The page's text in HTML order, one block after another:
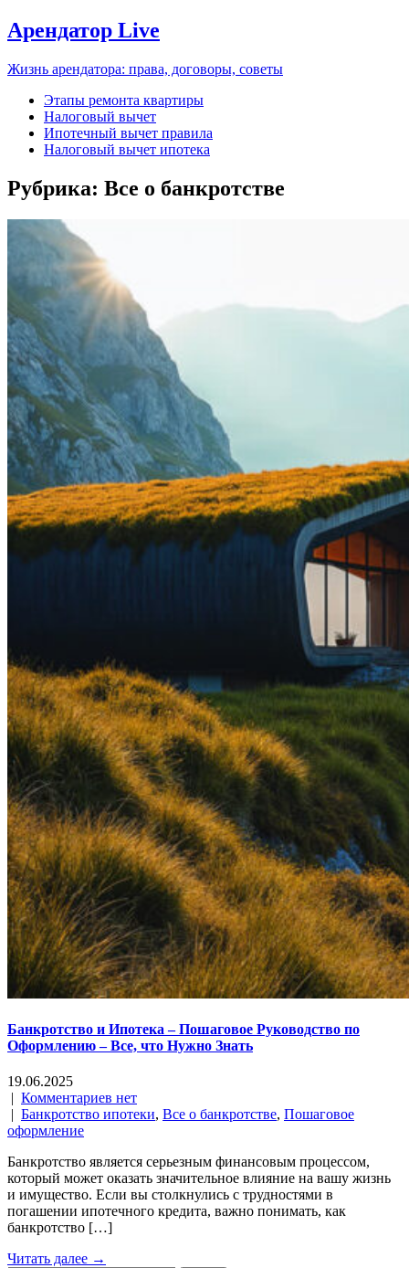
Арендатор Live
Жизнь арендатора: права, договоры, советы
Этапы ремонта квартиры
Налоговый вычет
Ипотечный вычет правила
Налоговый вычет ипотека
Рубрика: Все о банкротстве
Банкротство и Ипотека – Пошаговое Руководство по
Оформлению – Все, что Нужно Знать
19.06.2025
| Комментариев нет
| Банкротство ипотеки, Все о банкротстве, Пошаговое
оформление
Банкротство является серьезным финансовым процессом,
который может оказать значительное влияние на вашу жизнь
и имущество. Если вы столкнулись с трудностями в
погашении ипотечного кредита, важно понимать, как
банкротство […]
Читать далее →